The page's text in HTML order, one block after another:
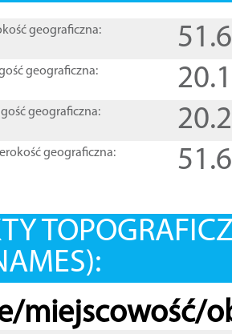
geograficzna:
geograficzna:
geograficzna:
geograficzna:
miejscowość/